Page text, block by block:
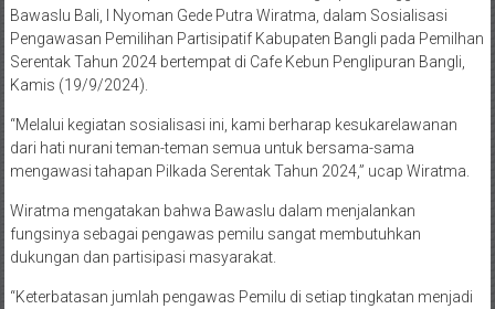
Bawaslu Bali, I Nyoman Gede Putra Wiratma, dalam Sosialisasi
Pengawasan Pemilihan Partisipatif Kabupaten Bangli pada Pemilhan
Serentak Tahun 2024 bertempat di Cafe Kebun Penglipuran Bangli,
Kamis (19/9/2024).
“Melalui kegiatan sosialisasi ini, kami berharap kesukarelawanan
dari hati nurani teman-teman semua untuk bersama-sama
mengawasi tahapan Pilkada Serentak Tahun 2024,” ucap Wiratma.
Wiratma mengatakan bahwa Bawaslu dalam menjalankan
fungsinya sebagai pengawas pemilu sangat membutuhkan
dukungan dan partisipasi masyarakat.
“Keterbatasan jumlah pengawas Pemilu di setiap tingkatan menjadi